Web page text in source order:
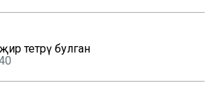
җир тетрәү булган